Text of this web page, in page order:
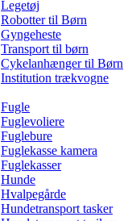
Legetøj
Robotter til Børn
Gyngeheste
Transport til børn
Cykelanhænger til Børn
Institution trækvogne
Fugle
Fuglevoliere
Fuglebure
Fuglekasse kamera
Fuglekasser
Hunde
Hvalpegårde
Hundetransport tasker